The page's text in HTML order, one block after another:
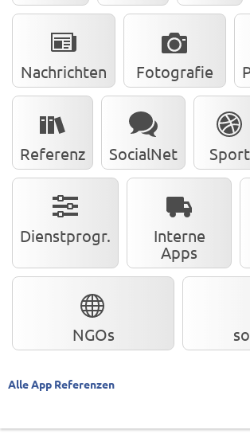
Nachrichten Fotografie
Referenz SocialNet Sport
Dienstprogr.
Interne
Apps
NGOs
Alle App Referenzen